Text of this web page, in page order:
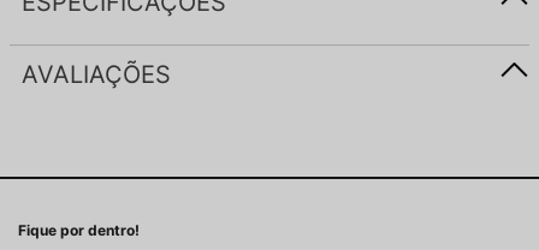
AVALIAÇÕES
Fique por dentro!